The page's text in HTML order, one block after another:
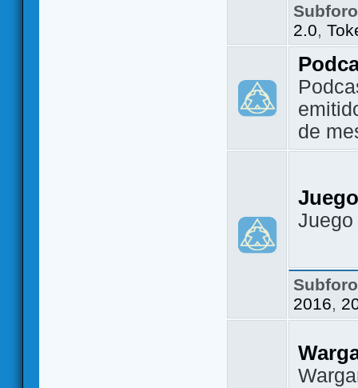
2.0,
de
2016,